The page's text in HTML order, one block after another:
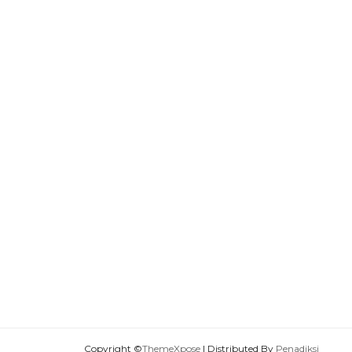
Copyright ©ThemeXpose | Distributed By Penadiksi